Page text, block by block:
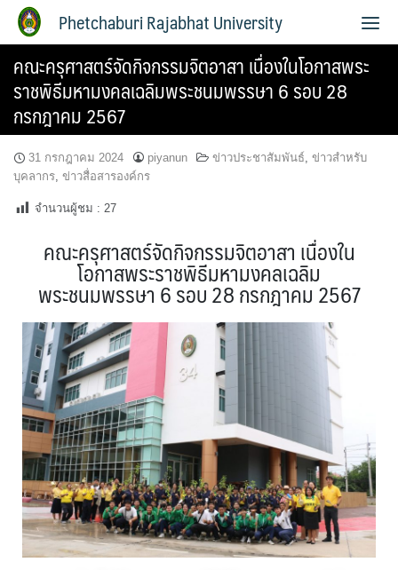
Phetchaburi Rajabhat University
คณะครุศาสตร์จัดกิจกรรมจิตอาสา เนื่องในโอกาสพระ
ราชพิธีมหามงคลเฉลิมพระชนมพรรษา 6 รอบ 28
กรกฎาคม 2567
31 กรกฎาคม 2024 piyanun ข่าวประชาสัมพันธ์, ข่าวสำหรับ
บุคลากร, ข่าวสื่อสารองค์กร
จำนวนผู้ชม : 27
คณะครุศาสตร์จัดกิจกรรมจิตอาสา เนื่องใน
โอกาสพระราชพิธีมหามงคลเฉลิม
พระชนมพรรษา 6 รอบ 28 กรกฎาคม 2567